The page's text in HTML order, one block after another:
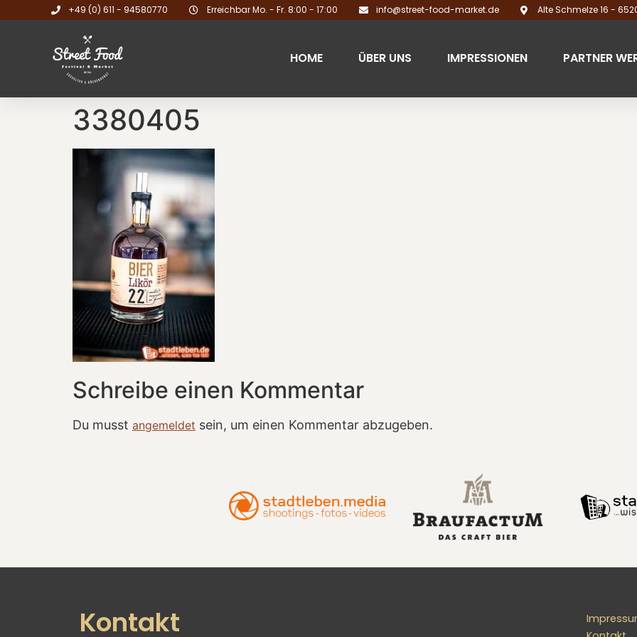
+49 (0) 611 - 94580770 Erreichbar Mo. - Fr. 8:00 - 17:00 info@street-food-market.de Alte Schmelze 16 -
HOME ÜBER UNS IMPRESSIONEN PARTNER
3380405
Schreibe einen Kommentar
Du musst angemeldet sein, um einen Kommentar abzugeben.
Kontakt